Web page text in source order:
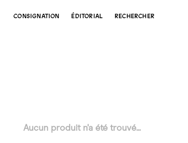
CONSIGNATION ÉDITORIAL RECHERCHER
Aucun produit n'a été trouvé...